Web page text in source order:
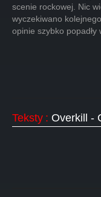
scenie rockowej. Nic
wyczekiwano
opinie szybko popadły
Teksty : Overkill -